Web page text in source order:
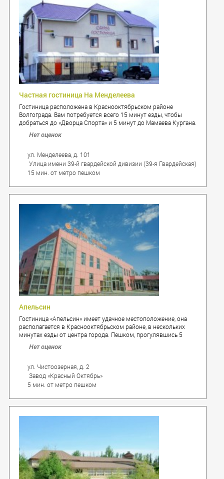
Частная гостиница На Менделеева
Гостиница расположена в Краснооктябрьском районе
Волгограда. Вам потребуется всего 15 минут езды, чтобы
добраться до «Дворца Спорта» и 5 минут до Мамаева Кургана.
Нет оценок
ул. Менделеева, д. 101
Улица имени 39-й гвардейской дивизии (39-я Гвардейская)
15 мин. от метро пешком
Апельсин
Гостиница «Апельсин» имеет удачное местоположение, она
располагается в Краснооктябрьском районе, в нескольких
минутах езды от центра города. Пешком, прогулявшись 5
Гостиница предлагает к размещению 17 стильных номеров, в
Нет оценок
ул. Чистоозерная, д. 2
Завод «Красный Октябрь»
5 мин. от метро пешком